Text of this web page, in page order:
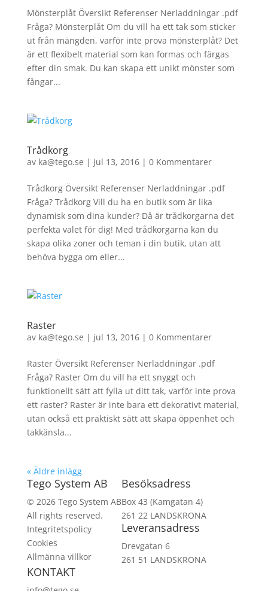
Mönsterplåt Översikt Referenser Nerladdningar .pdf
Fråga? Mönsterplåt Om du vill ha ett tak som sticker
ut från mängden, varför inte prova mönsterplåt? Det
är ett flexibelt material som kan formas och färgas
efter din smak. Du kan skapa ett unikt mönster som
fångar...
Trådkorg
av ka@tego.se | jul 13, 2016| 0 Kommentarer
Trådkorg Översikt Referenser Nerladdningar .pdf
Fråga? Trådkorg Vill du ha en butik som är lika
dynamisk som dina kunder? Då är trådkorgarna det
perfekta valet för dig! Med trådkorgarna kan du
skapa olika zoner och teman i din butik, utan att
behöva bygga om eller...
Raster
av ka@tego.se | jul 13, 2016| 0 Kommentarer
Raster Översikt Referenser Nerladdningar .pdf
Fråga? Raster Om du vill ha ett snyggt och
funktionellt sätt att fylla ut ditt tak, varför inte prova
ett raster? Raster är inte bara ett dekorativt material,
utan också ett praktiskt sätt att skapa öppenhet och
takkänsla...
« Äldre inlägg
Tego System AB
© 2026 Tego System AB
All rights reserved.
Integritetspolicy
Cookies
Allmänna villkor
Besöksadress
Box 43 (Kamgatan 4)
261 22 LANDSKRONA
Leveransadress
Drevgatan 6
261 51 LANDSKRONA
KONTAKT